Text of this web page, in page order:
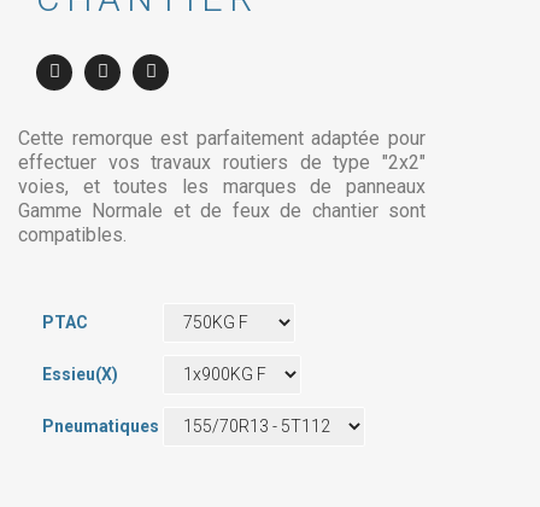
Cette remorque est parfaitement adaptée pour
effectuer vos travaux routiers de type "2x2"
voies, et toutes les marques de panneaux
Gamme Normale et de feux de chantier sont
compatibles.
PTAC
Essieu(x)
Pneumatiques